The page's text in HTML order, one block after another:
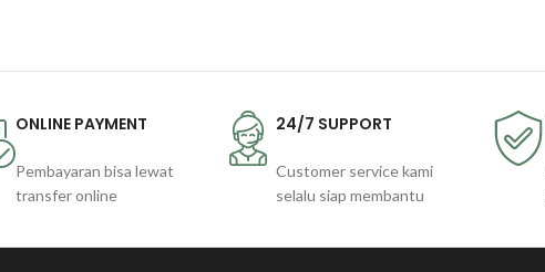
ONLINE PAYMENT
Pembayaran bisa lewat
transfer online
24/7 SUPPORT
Customer service kami
selalu siap membantu